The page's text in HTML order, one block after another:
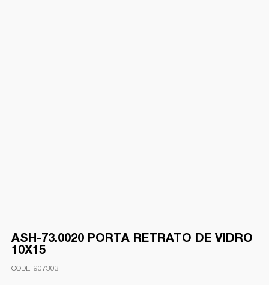
ASH-73.0020 PORTA RETRATO DE VIDRO
10X15
907303